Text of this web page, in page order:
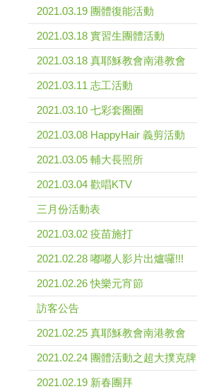
2021.03.19 團體復能活動
2021.03.18 實習生團體活動
2021.03.18 真耶穌教會南港教會
2021.03.11 志工活動
2021.03.10 七彩套圈圈
2021.03.08 HappyHair 義剪活動
2021.03.05 輔大長照所
2021.03.04 歡唱KTV
三月份活動表
2021.03.02 疫苗施打
2021.02.28 嘟嘟人影片出爐囉!!!
2021.02.26 快樂元宵節
訪客公告
2021.02.25 真耶穌教會南港教會
2021.02.24 團體活動之超大撲克牌
2021.02.19 新春團拜